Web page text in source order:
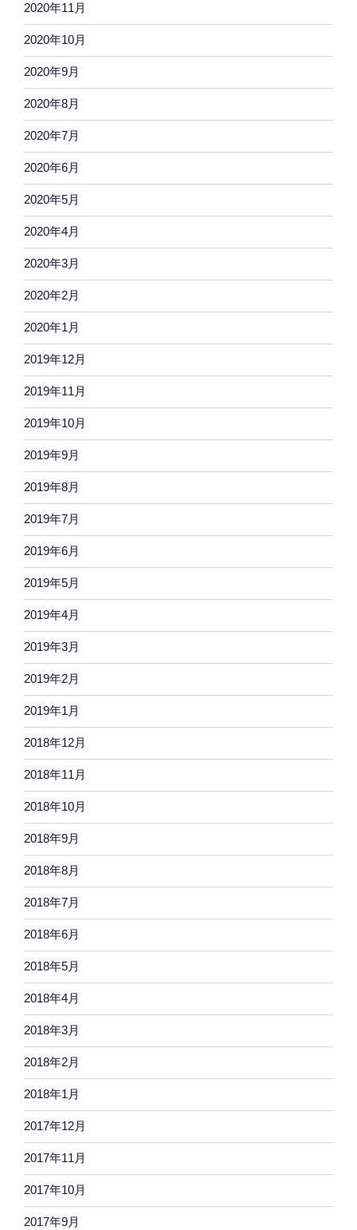
2020年11月
2020年10月
2020年9月
2020年8月
2020年7月
2020年6月
2020年5月
2020年4月
2020年3月
2020年2月
2020年1月
2019年12月
2019年11月
2019年10月
2019年9月
2019年8月
2019年7月
2019年6月
2019年5月
2019年4月
2019年3月
2019年2月
2019年1月
2018年12月
2018年11月
2018年10月
2018年9月
2018年8月
2018年7月
2018年6月
2018年5月
2018年4月
2018年3月
2018年2月
2018年1月
2017年12月
2017年11月
2017年10月
2017年9月